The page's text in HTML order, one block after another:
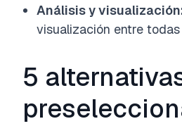
Análisis y
visualización entre
5